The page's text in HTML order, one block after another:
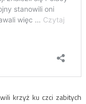
krzyż ku czci zabitych